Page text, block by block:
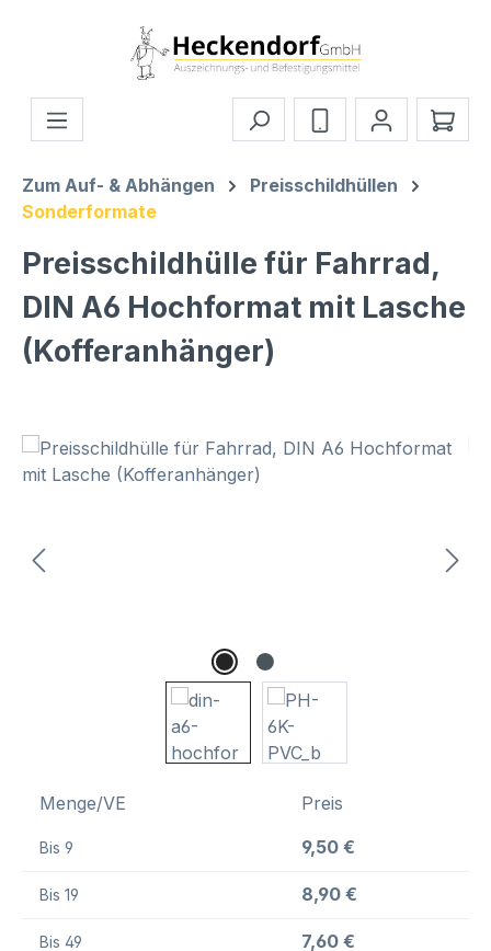
Zum Hauptinhalt springen
Zum Auf- & Abhängen
Preisschildhüllen
Sonderformate
Preisschildhülle für Fahrrad,
DIN A6 Hochformat mit Lasche
(Kofferanhänger)
Bildergalerie überspringen
Menge/VE Preis
Bis 9 9,50 €
Bis 19 8,90 €
Bis 49 7,60 €